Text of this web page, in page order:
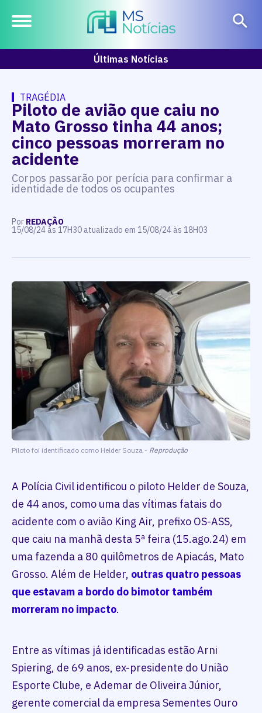
Últimas Notícias
TRAGÉDIA
Piloto de avião que caiu no
Mato Grosso tinha 44 anos;
cinco pessoas morreram no
acidente
Corpos passarão por perícia para confirmar a
identidade de todos os ocupantes
Por REDAÇÃO
15/08/24 às 17H30 atualizado em 15/08/24 às 18H03
Piloto foi identificado como Helder Souza - Reprodução
A Polícia Civil identificou o piloto Helder de Souza,
de 44 anos, como uma das vítimas fatais do
acidente com o avião King Air, prefixo OS-ASS,
que caiu na manhã desta 5ª feira (15.ago.24) em
uma fazenda a 80 quilômetros de Apiacás, Mato
Grosso. Além de Helder, outras quatro pessoas
que estavam a bordo do bimotor também
morreram no impacto.
Entre as vítimas já identificadas estão Arni
Spiering, de 69 anos, ex-presidente do União
Esporte Clube, e Ademar de Oliveira Júnior,
gerente comercial da empresa Sementes Ouro